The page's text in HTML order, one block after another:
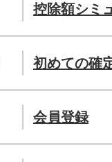
控除額シミ
初めての確
会員登録